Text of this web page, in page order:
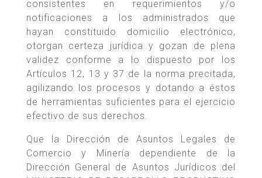
consistentes en requerimientos y/o
notificaciones a los administrados que
hayan constituido domicilio electrónico,
otorgan certeza jurídica y gozan de plena
validez conforme a lo dispuesto por los
Artículos 12, 13 y 37 de la norma precitada,
agilizando los procesos y dotando a éstos
de herramientas suficientes para el ejercicio
efectivo de sus derechos.
Que la Dirección de Asuntos Legales de
Comercio y Minería dependiente de la
Dirección General de Asuntos Jurídicos del